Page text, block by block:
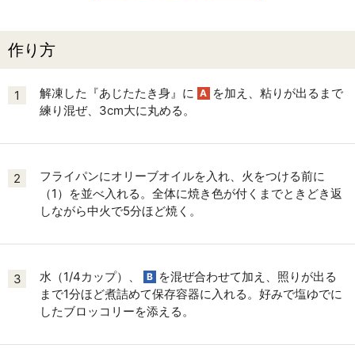
作り方
1 解凍した『あじたたき身』に A を加え、粘りが出るまで
練り混ぜ、3cm大に丸める。
2
フライパンにオリーブオイルを入れ、火をつける前に
（1）を並べ入れる。全体に焼き色が付くまでときどき返
しながら中火で5分ほど焼く。
3 水（1/4カップ）、 B
を混ぜ合わせて加え、照りが出る
まで1分ほど煮詰めて保存容器に入れる。好みで塩ゆでに
したブロッコリーを添える。